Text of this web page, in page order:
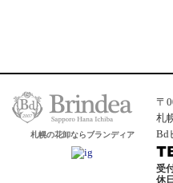
札幌の花卸ならブランディア
〒
札
Bd
受
休日